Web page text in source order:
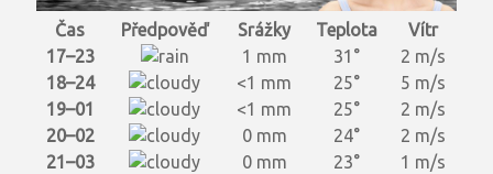
Čas Předpověď Srážky Teplota
Vítr
17–23
1 mm 31°
2 m/s
18–24
<1 mm 25°
5 m/s
19–01
<1 mm 25°
2 m/s
20–02
0 mm 24°
2 m/s
21–03
0 mm 23°
1 m/s